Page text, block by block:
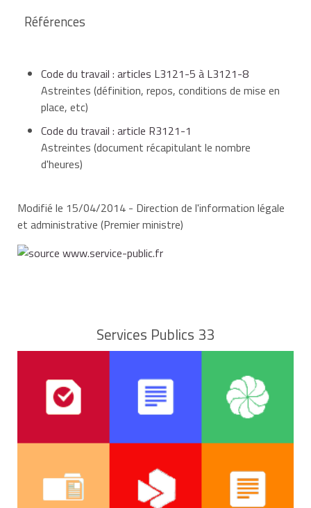
Références
Code du travail : articles L3121-5 à L3121-8
Astreintes (définition, repos, conditions de mise en
place, etc)
Code du travail : article R3121-1
Astreintes (document récapitulant le nombre
d'heures)
Modifié le 15/04/2014 - Direction de l'information légale
et administrative (Premier ministre)
Services Publics 33